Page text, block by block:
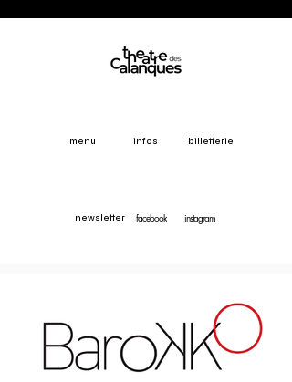
menu infos billetterie
newsletter facebook instagram